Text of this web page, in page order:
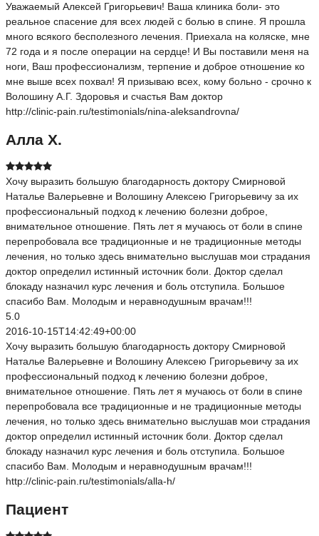
Уважаемый Алексей Григорьевич! Ваша клиника боли- это
реальное спасение для всех людей с болью в спине. Я прошла
много всякого бесполезного лечения. Приехала на коляске, мне
72 года и я после операции на сердце! И Вы поставили меня на
ноги, Ваш профессионализм, терпение и доброе отношение ко
мне выше всех похвал! Я призываю всех, кому больно - срочно к
Волошину А.Г. Здоровья и счастья Вам доктор
http://clinic-pain.ru/testimonials/nina-aleksandrovna/
Алла Х.
Хочу выразить большую благодарность доктору Смирновой
Наталье Валерьевне и Волошину Алексею Григорьевичу за их
профессиональный подход к лечению болезни доброе,
внимательное отношение. Пять лет я мучаюсь от боли в спине
перепробовала все традиционные и не традиционные методы
лечения, но только здесь внимательно выслушав мои страдания
доктор определил истинный источник боли. Доктор сделал
блокаду назначил курс лечения и боль отступила. Большое
спасибо Вам. Молодым и неравнодушным врачам!!!
5.0
2016-10-15T14:42:49+00:00
Хочу выразить большую благодарность доктору Смирновой
Наталье Валерьевне и Волошину Алексею Григорьевичу за их
профессиональный подход к лечению болезни доброе,
внимательное отношение. Пять лет я мучаюсь от боли в спине
перепробовала все традиционные и не традиционные методы
лечения, но только здесь внимательно выслушав мои страдания
доктор определил истинный источник боли. Доктор сделал
блокаду назначил курс лечения и боль отступила. Большое
спасибо Вам. Молодым и неравнодушным врачам!!!
http://clinic-pain.ru/testimonials/alla-h/
Пациент